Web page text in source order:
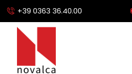
+39 0363 36.40.00